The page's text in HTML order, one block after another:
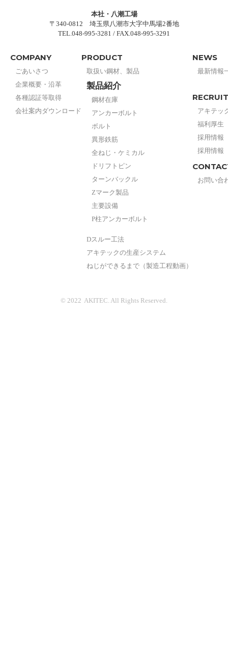
本社・八潮工場
〒340-0812 埼玉県八潮市大字中馬場2番地
TEL.048-995-3281 / FAX.048-995-3291
COMPANY
ごあいさつ
企業概要・沿革
各種認証等取得
会社案内ダウンロード
PRODUCT
取扱い鋼材、製品
製品紹介
鋼材在庫
アンカーボルト
ボルト
異形鉄筋
全ねじ・ケミカル
ドリフトピン
ターンバックル
Zマーク製品
主要設備
P柱アンカーボルト
Dスルー工法
アキテックの生産システム
ねじができるまで（製造工程動画）
NEWS
最新情報
RECRUIT
アキテッ
福利厚生
採用情報
採用情報
お問い合
© 2022 AKITEC. All Rights Reserved.